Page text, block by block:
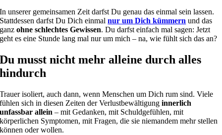
In unserer gemeinsamen Zeit darfst Du genau das einmal sein lassen.
Stattdessen darfst Du Dich einmalnur um Dich kümmern und das
ganzohne schlechtes Gewissen. Du darfst einfach mal sagen: Jetzt
geht es eine Stunde lang mal nur um mich – na, wie fühlt sich das an?
Du musst nicht mehr alleine durch alles
hindurch
Trauer isoliert, auch dann, wenn Menschen um Dich rum sind. Viele
fühlen sich in diesen Zeiten der Verlustbewältigunginnerlich
unfassbar allein – mit Gedanken, mit Schuldgefühlen, mit
körperlichen Symptomen, mit Fragen, die sie niemandem mehr stellen
können oder wollen.